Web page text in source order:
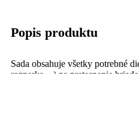
Popis produktu
Sada obsahuje všetky potrebné
rozperka…) na pretesnenie